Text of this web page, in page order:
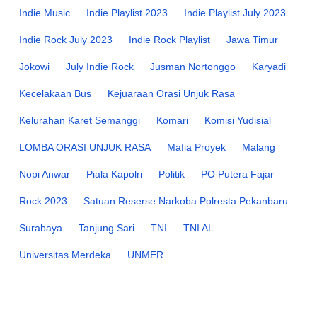
Indie Music Indie Playlist 2023 Indie Playlist July 2023
Indie Rock July 2023 Indie Rock Playlist Jawa Timur
Jokowi July Indie Rock Jusman Nortonggo Karyadi
Kecelakaan Bus Kejuaraan Orasi Unjuk Rasa
Kelurahan Karet Semanggi Komari Komisi Yudisial
LOMBA ORASI UNJUK RASA Mafia Proyek Malang
Nopi Anwar Piala Kapolri Politik PO Putera Fajar
Rock 2023 Satuan Reserse Narkoba Polresta Pekanbaru
Surabaya Tanjung Sari TNI TNI AL
Universitas Merdeka UNMER